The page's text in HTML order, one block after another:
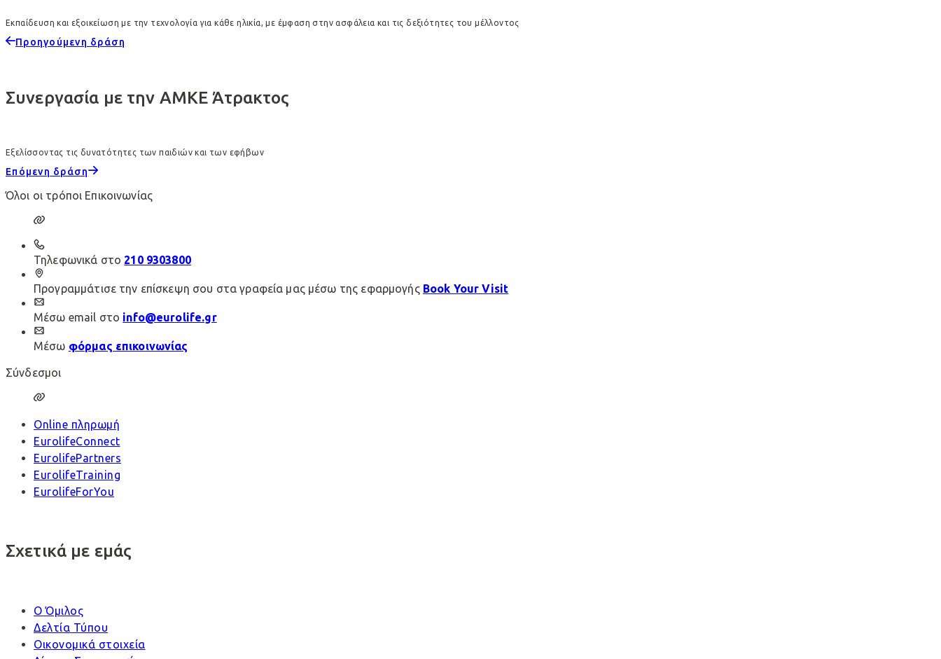
Εκπαίδευση και εξοικείωση με την τεχνολογία για κάθε ηλικία, με έμφαση στην ασφάλεια και τις δεξιότητες του μέλλοντος
Προηγούμενη δράση
Συνεργασία με την ΑΜΚΕ Άτρακτος
Εξελίσσοντας τις δυνατότητες των παιδιών και των εφήβων
Επόμενη δράση
Όλοι οι τρόποι Επικοινωνίας
Τηλεφωνικά στο 210 9303800
Προγραμμάτισε την επίσκεψη σου στα γραφεία μας μέσω της εφαρμογής Book Your Visit
Μέσω email στο info@eurolife.gr
Μέσω φόρμας επικοινωνίας
Σύνδεσμοι
Online πληρωμή
EurolifeConnect
EurolifePartners
EurolifeTraining
EurolifeForYou
Σχετικά με εμάς
Ο Όμιλος
Δελτία Τύπου
Οικονομικά στοιχεία